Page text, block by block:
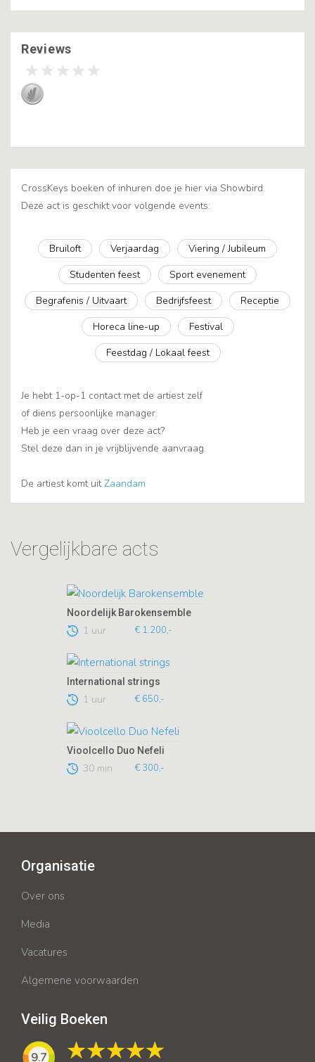
Reviews
CrossKeys boeken of inhuren doe je hier via Showbird.
Deze act is geschikt voor volgende events:
Bruiloft Verjaardag
Viering / Jubileum
Studenten feest
Sport evenement
Begrafenis / Uitvaart
Bedrijfsfeest
Receptie
Horeca line-up
Festival
Feestdag / Lokaal feest
Je hebt 1-op-1 contact met de artiest zelf
of diens persoonlijke manager.
Heb je een vraag over deze act?
Stel deze dan in je vrijblijvende aanvraag.
De artiest komt uitZaandam
Vergelijkbare acts
Noordelijk Barokensemble
1 uur € 1.200,-
International strings
1 uur € 650,-
Vioolcello Duo Nefeli
30 min € 300,-
Organisatie
Over ons
Media
Vacatures
Algemene voorwaarden
Veilig Boeken
9.7